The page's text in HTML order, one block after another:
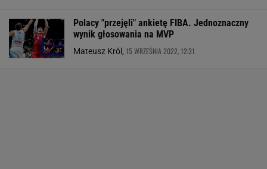
Polacy "przejęli" ankietę FIBA. Jednoznaczny
wynik głosowania na MVP
Mateusz Król, 15 WRZEŚNIA 2022, 12:31